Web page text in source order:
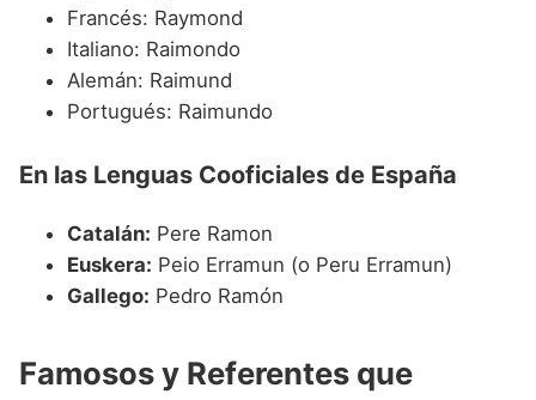
Francés: Raymond
Italiano: Raimondo
Alemán: Raimund
Portugués: Raimundo
En las Lenguas Cooficiales de España
Catalán: Pere Ramon
Euskera: Peio Erramun (o Peru Erramun)
Gallego: Pedro Ramón
Famosos y Referentes que